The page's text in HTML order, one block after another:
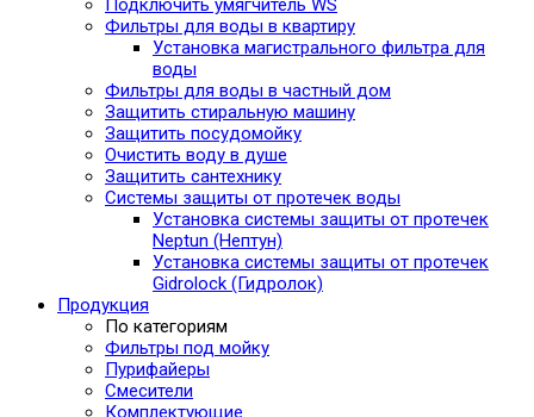
Подключить умягчитель WS
Фильтры для воды в квартиру
Установка магистрального фильтра для
воды
Фильтры для воды в частный дом
Защитить стиральную машину
Защитить посудомойку
Очистить воду в душе
Защитить сантехнику
Системы защиты от протечек воды
Установка системы защиты от протечек
Neptun (Нептун)
Установка системы защиты от протечек
Gidrolock (Гидролок)
Продукция
По категориям
Фильтры под мойку
Пурифайеры
Смесители
Комплектующие